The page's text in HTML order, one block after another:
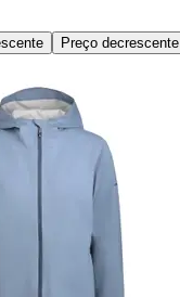
Preço decrescente